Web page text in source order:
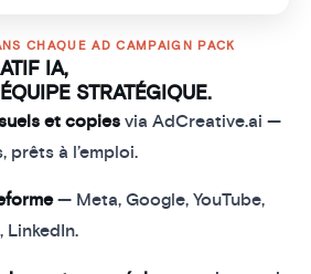
CHAQUE AD CAMPAIGN PACK
IA,
STRATÉGIQUE.
et copiesvia AdCreative.ai —
prêts à l’emploi.
— Meta, Google, YouTube,
LinkedIn.